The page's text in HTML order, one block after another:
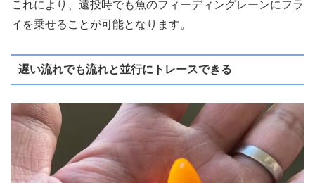
これにより、遠投時でも魚のフィーディングレーンにフラ
イを乗せることが可能となります。
遅い流れでも流れと並行にトレースできる